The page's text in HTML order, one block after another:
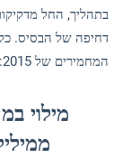
בתהליך, החל
דחיפה של הבסיס.
המחמירים של ISO 9001:2015 שרוב היצרנים שואפים לעמוד בהם.
מילוי